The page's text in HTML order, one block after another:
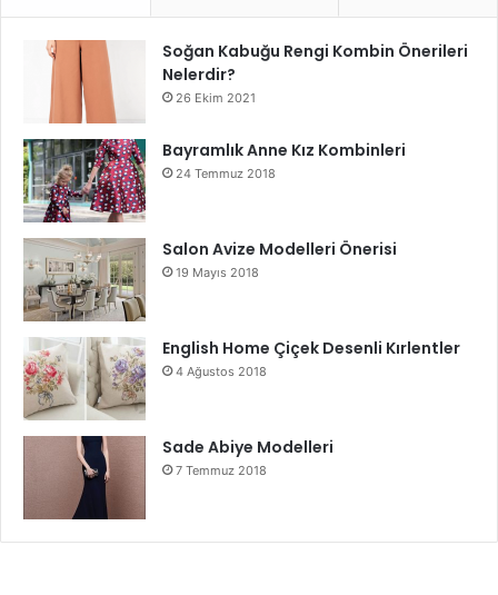
Soğan Kabuğu Rengi Kombin Önerileri
Nelerdir?
26 Ekim 2021
Bayramlık Anne Kız Kombinleri
24 Temmuz 2018
Salon Avize Modelleri Önerisi
19 Mayıs 2018
English Home Çiçek Desenli Kırlentler
4 Ağustos 2018
Sade Abiye Modelleri
7 Temmuz 2018